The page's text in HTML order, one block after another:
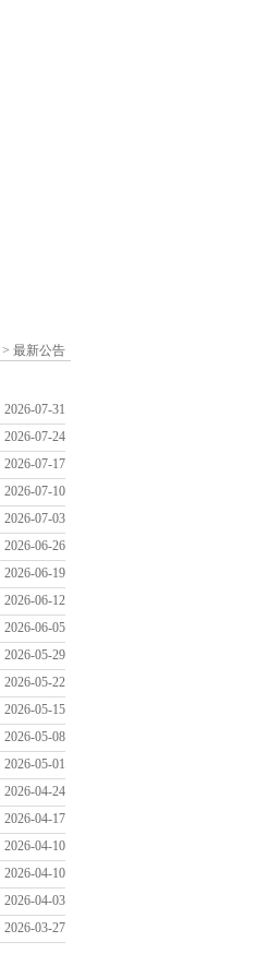
> 最新公告
2026-07-31
2026-07-24
2026-07-17
2026-07-10
2026-07-03
2026-06-26
2026-06-19
2026-06-12
2026-06-05
2026-05-29
2026-05-22
2026-05-15
2026-05-08
2026-05-01
2026-04-24
2026-04-17
2026-04-10
2026-04-10
2026-04-03
2026-03-27